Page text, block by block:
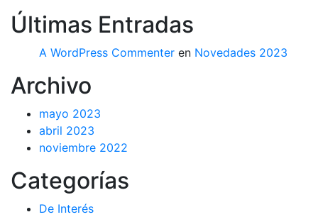
Últimas Entradas
A WordPress Commenter en Novedades 2023
Archivo
mayo 2023
abril 2023
noviembre 2022
Categorías
De Interés